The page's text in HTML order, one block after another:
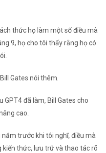
thức họ làm một số điều mà
9, họ cho tôi thấy rằng họ có
Gates nói thêm.
GPT4 đã làm, Bill Gates cho
cao.
trước khi tôi nghĩ, điều mà
kiến ​​thức, lưu trữ và thao tác rõ